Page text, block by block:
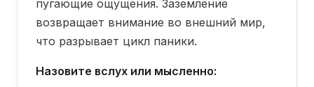
пугающие ощущения. Заземление
возвращает внимание во внешний мир,
что разрывает цикл паники.
Назовите вслух или мысленно: